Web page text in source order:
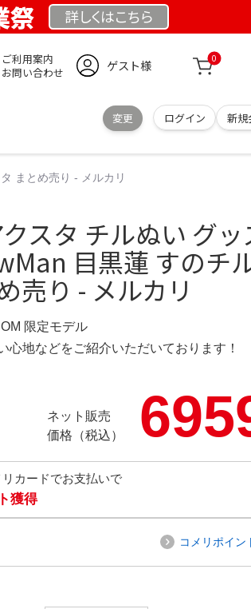
祭 詳しくはこちら
ご利用案内
お問い合わせ
ゲスト様 0
変更 ログイン 新規
まとめ売り - メルカリ
スタ チルぬい グッ
目黒蓮 すのチ
売り - メルカリ
限定モデル
心地などをご紹介いただいております！
ネット販売
価格（税込）
カードでお支払いで
獲得
コメリポイン